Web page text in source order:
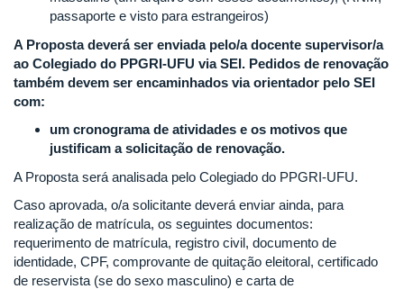
passaporte e visto para estrangeiros)
A Proposta deverá ser enviada pelo/a docente supervisor/a
ao Colegiado do PPGRI-UFU via SEI. Pedidos de renovação
também devem ser encaminhados via orientador pelo SEI
com:
um cronograma de atividades e os motivos que
justificam a solicitação de renovação.
A Proposta será analisada pelo Colegiado do PPGRI-UFU.
Caso aprovada, o/a solicitante deverá enviar ainda, para
realização de matrícula, os seguintes documentos:
requerimento de matrícula, registro civil, documento de
identidade, CPF, comprovante de quitação eleitoral, certificado
de reservista (se do sexo masculino) e carta de